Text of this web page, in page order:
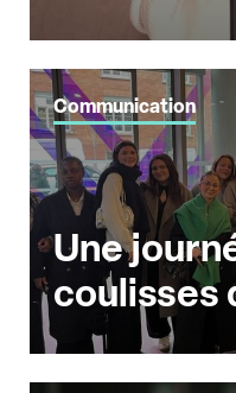
Communication
Une
coulisses